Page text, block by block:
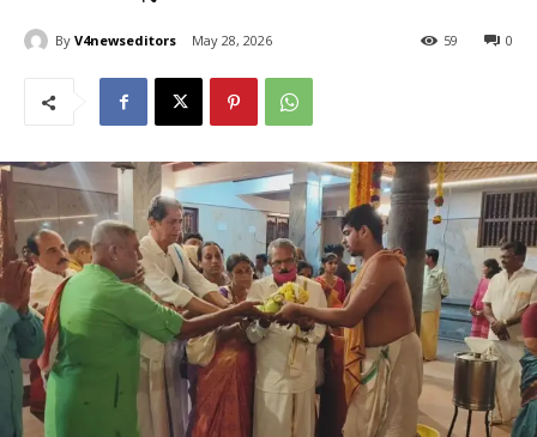
By V4newseditors May 28, 2026 0
59